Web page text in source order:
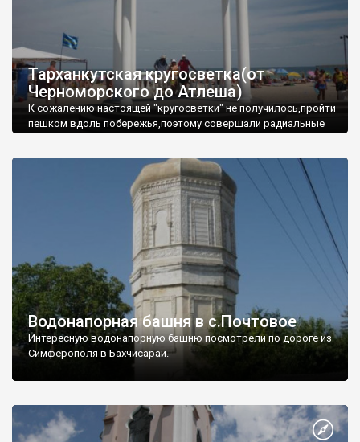
Тарханкутская кругосветка(от
Черноморского до Атлеша)
К сожалению настоящей "кругосветки" не получилось,пройти
пешком вдоль побережья,поэтому совершали радиальные
Водонапорная башня в с.Почтовое
Интересную водонапорную башню посмотрели по дороге из
Симферополя в Бахчисарай.